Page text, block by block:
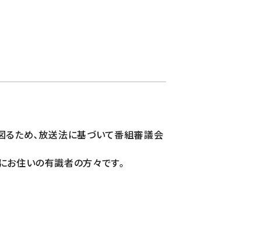
ため、放送法に基づいて番組審議会
住いの有識者の方々です。